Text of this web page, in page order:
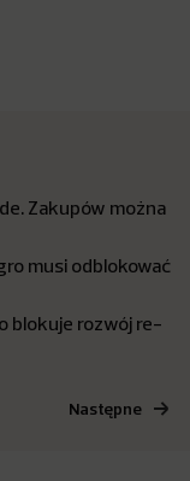
Zakupów można
musi odblokować
blokuje rozwój re-
Następne